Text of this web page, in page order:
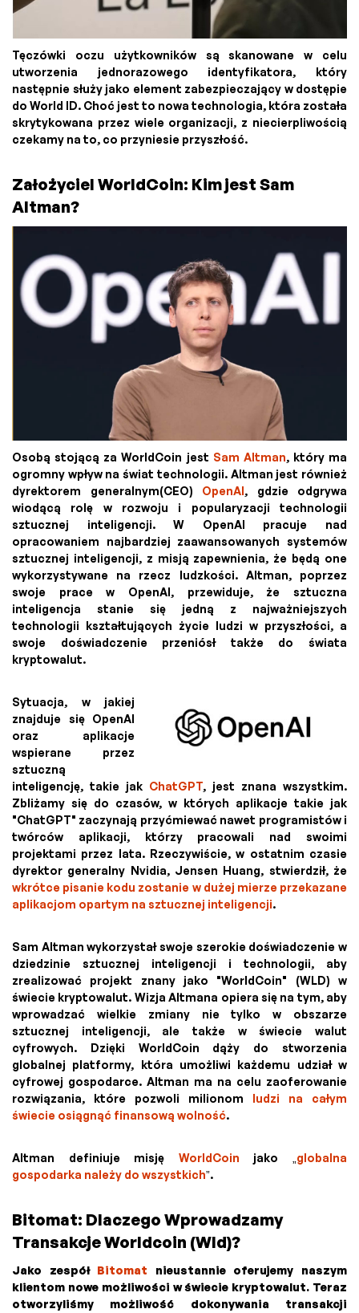
Tęczówki oczu użytkowników są skanowane w celu
utworzenia jednorazowego identyfikatora, który
następnie służy jako element zabezpieczający w dostępie
do World ID. Choć jest to nowa technologia, która została
skrytykowana przez wiele organizacji, z niecierpliwością
czekamy na to, co przyniesie przyszłość.
Założyciel WorldCoin: Kim jest Sam
Altman?
Osobą stojącą za WorldCoin jest Sam Altman, który ma
ogromny wpływ na świat technologii. Altman jest również
dyrektorem generalnym(CEO) OpenAI, gdzie odgrywa
wiodącą rolę w rozwoju i popularyzacji technologii
sztucznej inteligencji. W OpenAI pracuje nad
opracowaniem najbardziej zaawansowanych systemów
sztucznej inteligencji, z misją zapewnienia, że będą one
wykorzystywane na rzecz ludzkości. Altman, poprzez
swoje prace w OpenAI, przewiduje, że sztuczna
inteligencja stanie się jedną z najważniejszych
technologii kształtujących życie ludzi w przyszłości, a
swoje doświadczenie przeniósł także do świata
kryptowalut.
Sytuacja, w jakiej
znajduje się OpenAI
oraz aplikacje
wspierane przez
sztuczną
inteligencję, takie jak ChatGPT, jest znana wszystkim.
Zbliżamy się do czasów, w których aplikacje takie jak
"ChatGPT" zaczynają przyćmiewać nawet programistów i
twórców aplikacji, którzy pracowali nad swoimi
projektami przez lata. Rzeczywiście, w ostatnim czasie
dyrektor generalny Nvidia, Jensen Huang, stwierdził, że
wkrótce pisanie kodu zostanie w dużej mierze przekazane
aplikacjom opartym na sztucznej inteligencji.
Sam Altman wykorzystał swoje szerokie doświadczenie w
dziedzinie sztucznej inteligencji i technologii, aby
zrealizować projekt znany jako "WorldCoin" (WLD) w
świecie kryptowalut. Wizja Altmana opiera się na tym, aby
wprowadzać wielkie zmiany nie tylko w obszarze
sztucznej inteligencji, ale także w świecie walut
cyfrowych. Dzięki WorldCoin dąży do stworzenia
globalnej platformy, która umożliwi każdemu udział w
cyfrowej gospodarce. Altman ma na celu zaoferowanie
rozwiązania, które pozwoli milionom ludzi na całym
świecie osiągnąć finansową wolność.
Altman definiuje misję WorldCoin jako „globalna
gospodarka należy do wszystkich”.
Bitomat: Dlaczego Wprowadzamy
Transakcje Worldcoin (Wld)?
Jako zespół Bitomat nieustannie oferujemy naszym
klientom nowe możliwości w świecie kryptowalut. Teraz
otworzyliśmy możliwość dokonywania transakcji